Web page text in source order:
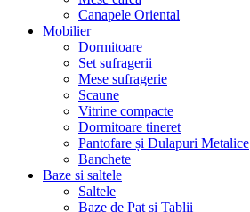
Canapele Oriental
Mobilier
Dormitoare
Set sufragerii
Mese sufragerie
Scaune
Vitrine compacte
Dormitoare tineret
Pantofare și Dulapuri Metalice
Banchete
Baze si saltele
Saltele
Baze de Pat și Tablii